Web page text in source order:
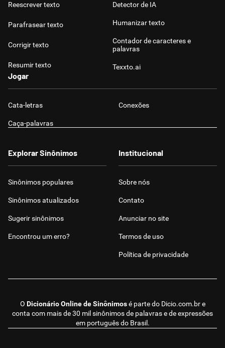
Reescrever texto
Parafrasear texto
Corrigir texto
Resumir texto
Detector de IA
Humanizar texto
Contador de caracteres e
palavras
Texxto.ai
Jogar
Cata-letras Conexões
Caça-palavras
O Dicionário Online de Sinônimosé parte do Dicio.com.bre
conta com mais de 30 mil sinônimos de palavras e de expressões
em português do Brasil.
Explorar Sinônimos
Sinônimos populares
Sinônimos atualizados
Sugerir sinônimos
Encontrou um erro?
Institucional
Sobre nós
Contato
Anunciar no site
Termos de uso
Política de privacidade